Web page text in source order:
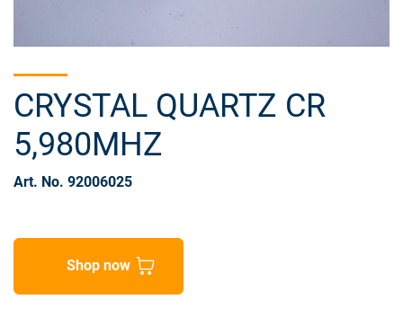
CRYSTAL QUARTZ CR
5,980MHZ
Art. No. 92006025
Shop now